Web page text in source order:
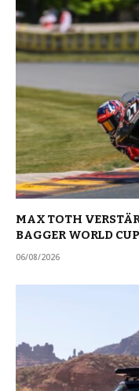
MAX TOTH
BAGGER WORLD
06/08/2026